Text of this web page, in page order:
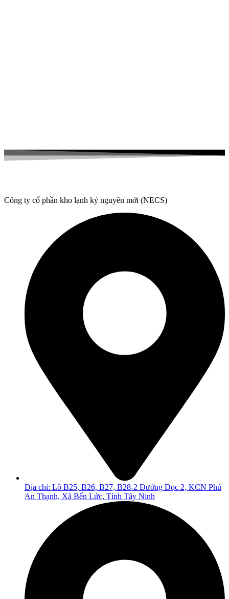
Công ty cổ phần kho lạnh kỷ nguyên mới (NECS)
Địa chỉ: Lô B25, B26, B27, B28-2 Đường Dọc 2, KCN Phú
An Thạnh, Xã Bến Lức, Tỉnh Tây Ninh